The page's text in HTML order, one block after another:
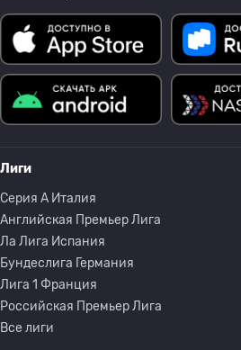
Лиги
Серия A Италия
Английская Премьер Лига
Ла Лига Испания
Бундеслига Германия
Лига 1 Франция
Российская Премьер Лига
Все лиги